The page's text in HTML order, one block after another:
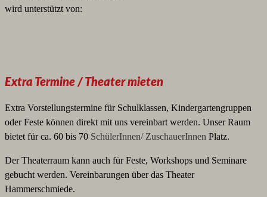
wird unterstützt von:
Extra Termine / Theater mieten
Extra Vorstellungstermine für Schulklassen, Kindergartengruppen
oder Feste können direkt mit uns vereinbart werden. Unser Raum
bietet für ca. 60 bis 70 SchülerInnen/ ZuschauerInnen Platz.
Der Theaterraum kann auch für Feste, Workshops und Seminare
gebucht werden. Vereinbarungen über das Theater
Hammerschmiede.